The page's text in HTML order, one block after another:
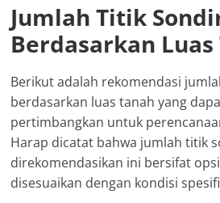
Jumlah Titik
Berdasarkan Luas
Berikut adalah rekomendasi
berdasarkan luas tanah yang
pertimbangkan untuk
Harap dicatat bahwa jumlah titik
direkomendasikan ini bersifat
disesuaikan dengan kondisi